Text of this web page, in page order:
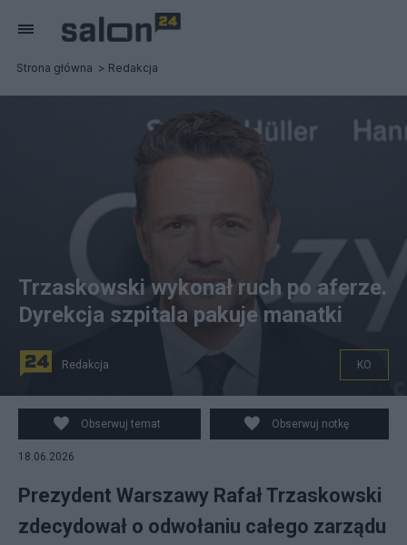
Strona główna Redakcja
Trzaskowski wykonał ruch po aferze.
Dyrekcja szpitala pakuje manatki
Redakcja KO
Obserwuj temat Obserwuj notkę
18.06.2026
Prezydent Warszawy Rafał Trzaskowski
zdecydował o odwołaniu całego zarządu